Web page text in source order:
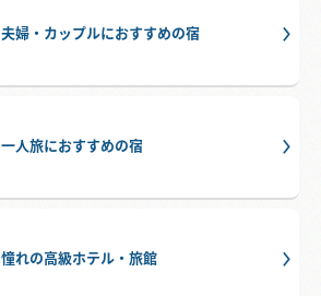
夫婦・カップルにおすすめの宿
一人旅におすすめの宿
憧れの高級ホテル・旅館